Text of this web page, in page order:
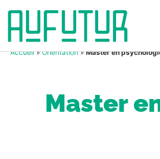
Accueil»Orientation»Master en
Master